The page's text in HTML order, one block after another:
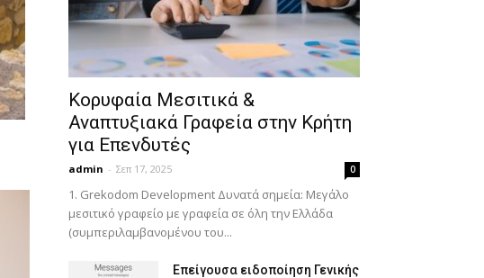
Κορυφαία Μεσιτικά &
Αναπτυξιακά Γραφεία στην Κρήτη
για Επενδυτές
admin - Σεπ 17, 2025 0
1. Grekodom Development Δυνατά σημεία: Μεγάλο
μεσιτικό γραφείο με γραφεία σε όλη την Ελλάδα
(συμπεριλαμβανομένου του...
Επείγουσα ειδοποίηση Γενικής